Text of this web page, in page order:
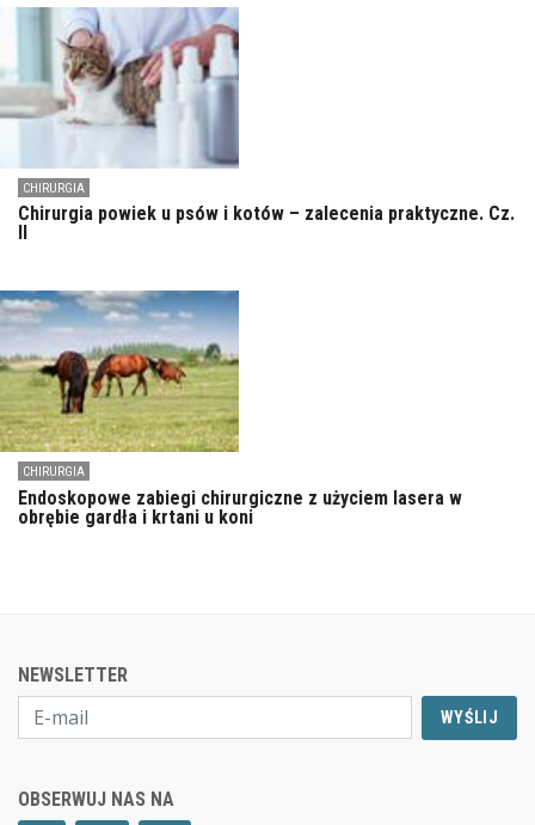
CHIRURGIA
Chirurgia powiek u psów i kotów – zalecenia praktyczne. Cz.
CHIRURGIA
Endoskopowe zabiegi chirurgiczne z użyciem lasera w
obrębie gardła i krtani u koni
NEWSLETTER
WYŚLIJ
OBSERWUJ NAS NA